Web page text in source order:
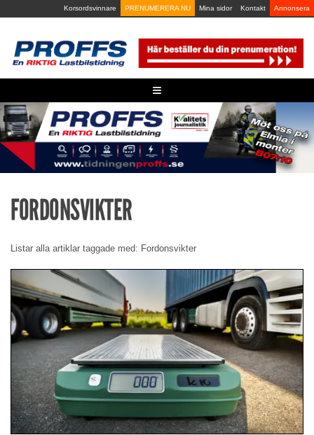
to
Korsordsvinnare PRENUMERERA NU Mina sidor Kontakt Annonsera
≡
FORDONSVIKTER
Listar alla artiklar taggade med: Fordonsvikter